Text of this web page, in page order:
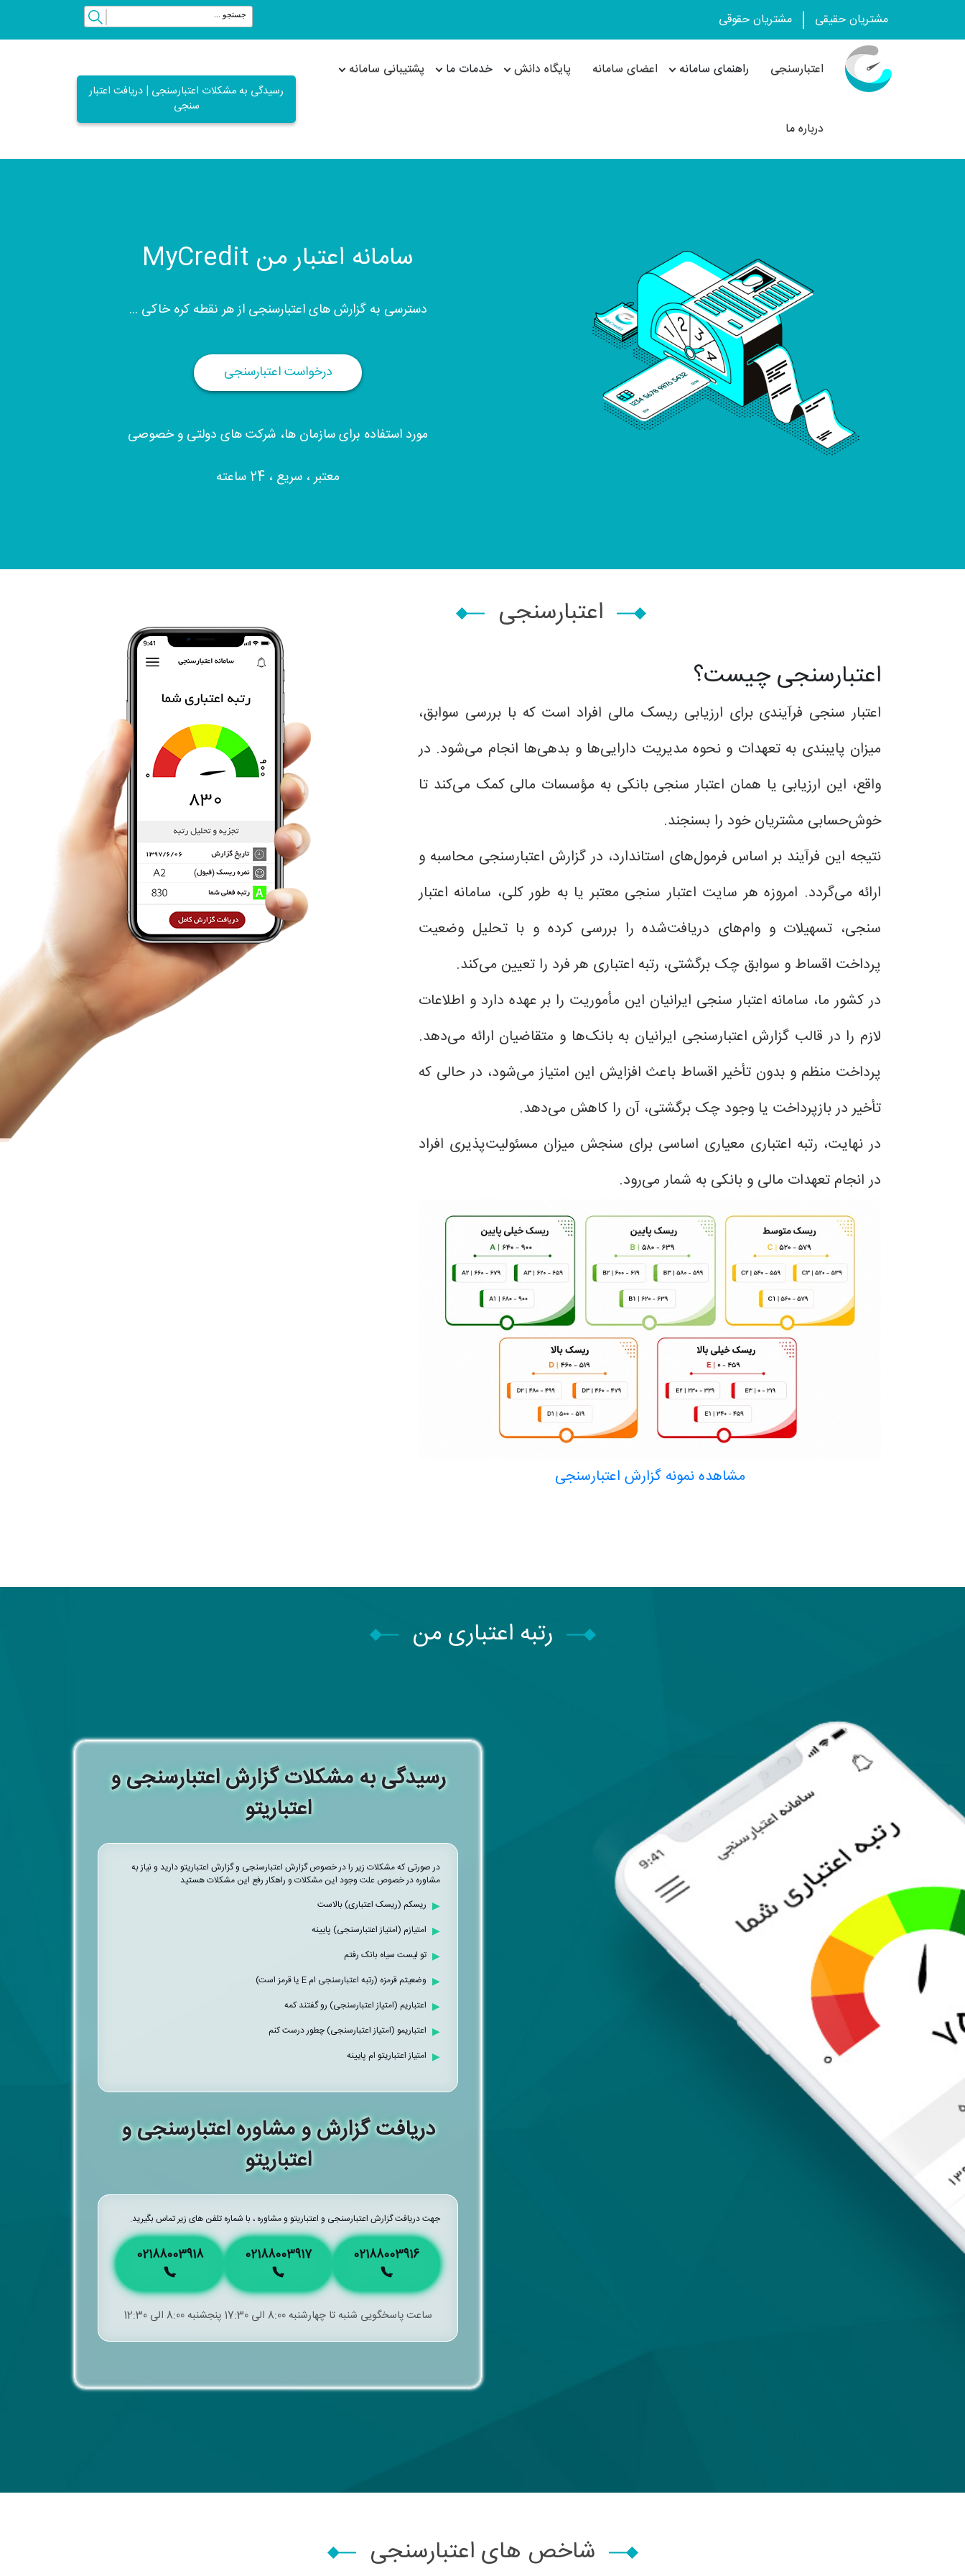
مشتریان حقیقی مشتریان حقوقی
اعتبارسنجی راهنمای سامانه اعضای سامانه پایگاه دانش خدمات ما پشتیبانی سامانه
درباره ما
رسیدگی به مشکلات اعتبارسنجی | دریافت اعتبار
سنجی
سامانه اعتبار من MyCredit
دسترسی به گزارش های اعتبارسنجی از هر نقطه کره خاکی ...
درخواست اعتبارسنجی
مورد استفاده برای سازمان ها، شرکت های دولتی و خصوصی
معتبر ، سریع ، 24 ساعته
اعتبارسنجی
اعتبارسنجی چیست؟
اعتبار سنجی فرآیندی برای ارزیابی ریسک مالی افراد است که با بررسی سوابق،
میزان پایبندی به تعهدات و نحوه مدیریت دارایی‌ها و بدهی‌ها انجام می‌شود. در
واقع، این ارزیابی یا همان اعتبار سنجی بانکی به مؤسسات مالی کمک می‌کند تا
خوش‌حسابی مشتریان خود را بسنجند.
نتیجه این فرآیند بر اساس فرمول‌های استاندارد، در گزارش اعتبارسنجی محاسبه و
ارائه می‌گردد. امروزه هر سایت اعتبار سنجی معتبر یا به طور کلی، سامانه اعتبار
سنجی، تسهیلات و وام‌های دریافت‌شده را بررسی کرده و با تحلیل وضعیت
پرداخت اقساط و سوابق چک برگشتی، رتبه اعتباری هر فرد را تعیین می‌کند.
در کشور ما، سامانه اعتبار سنجی ایرانیان این مأموریت را بر عهده دارد و اطلاعات
لازم را در قالب گزارش اعتبارسنجی ایرانیان به بانک‌ها و متقاضیان ارائه می‌دهد.
پرداخت منظم و بدون تأخیر اقساط باعث افزایش این امتیاز می‌شود، در حالی که
تأخیر در بازپرداخت یا وجود چک برگشتی، آن را کاهش می‌دهد.
در نهایت، رتبه اعتباری معیاری اساسی برای سنجش میزان مسئولیت‌پذیری افراد
در انجام تعهدات مالی و بانکی به شمار می‌رود.
مشاهده نمونه گزارش اعتبارسنجی
رتبه اعتباری من
رسیدگی به مشکلات گزارش اعتبارسنجی و
اعتباریتو
در صورتی که مشکلات زیر را در خصوص گزارش اعتبارسنجی و گزارش اعتباریتو دارید و نیاز به
مشاوره در خصوص علت وجود این مشکلات و راهکار رفع این مشکلات هستید
ریسکم (ریسک اعتباری) بالاست
امتیازم (امتیاز اعتبارسنجی) پایینه
تو لیست سیاه بانک رفتم
وضعیتم قرمزه (رتبه اعتبارسنجی ام E یا قرمز است)
اعتباریم (امتیاز اعتبارسنجی) رو گفتند کمه
اعتباریمو (امتیاز اعتبارسنجی) چطور درست کنم
امتیاز اعتباریتو ام پایینه
دریافت گزارش و مشاوره اعتبارسنجی و
اعتباریتو
جهت دریافت گزارش اعتبارسنجی و اعتباریتو و مشاوره ، با شماره تلفن های زیر تماس بگیرید.
02188003916
02188003917
02188003918
ساعت پاسخگویی شنبه تا چهارشنبه 8:00 الی 17:30 پنجشنبه 8:00 الی 12:30
شاخص های اعتبارسنجی